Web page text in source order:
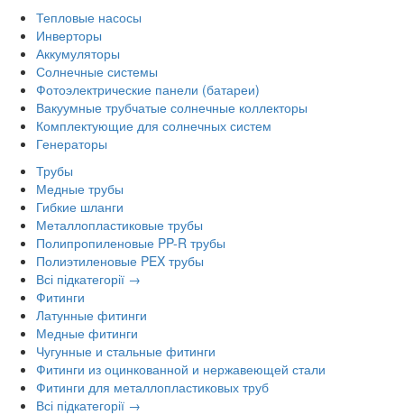
Тепловые насосы
Инверторы
Аккумуляторы
Солнечные системы
Фотоэлектрические панели (батареи)
Вакуумные трубчатые солнечные коллекторы
Комплектующие для солнечных систем
Генераторы
Трубы
Медные трубы
Гибкие шланги
Металлопластиковые трубы
Полипропиленовые PP-R трубы
Полиэтиленовые PEX трубы
Всі підкатегорії →
Фитинги
Латунные фитинги
Медные фитинги
Чугунные и стальные фитинги
Фитинги из оцинкованной и нержавеющей стали
Фитинги для металлопластиковых труб
Всі підкатегорії →